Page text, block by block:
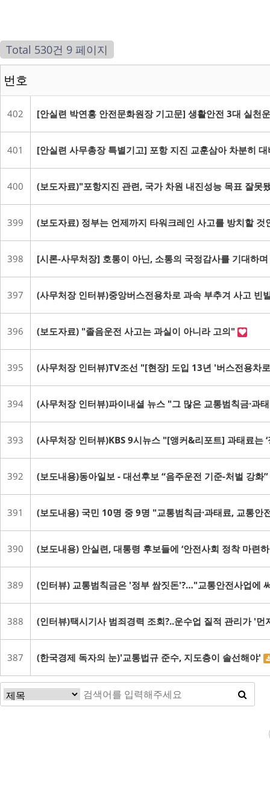
Total 530건 9 페이지
번호
402 [안실련 박연홍 안전문화원장 기고문] 생활안전 3대 실천
401 [안실련 사무총장 특별기고] 포항 지진 교훈삼아 차분히
400 (보도자료)"포항지진 관련, 국가 차원 내진성능 목표 잘
399 (보도자료) 정부는 언제까지 타워크레인 사고를 방치할 것
398 [시론-사무처장] 호통이 아닌, 소통의 국정감사를 기대하며
397 (사무처장 인터뷰)중앙버스전용차로 과속 부추겨 사고
396 (보도자료) "졸음운전 사고는 과실이 아니라 고의"
395 (사무처장 인터뷰)TV조선 "[현장] 도입 13년 '버스전용차
394 (사무처장 인터뷰)파이내셜 뉴스 "그 많은 교통범칙금·과
393 (사무처장 인터뷰)KBS 9시뉴스 "[앵커&리포트] 과태료는
392 (보도내용)동아일보 - 대선후보 “음주운전 기준-처벌 강화
391 (보도내용) 국민 10명 중 9명 "교통범칙금·과태료, 교통안
390 (보도내용) 안실련, 대통령 후보들에 ‘안전사회 정착 마련
389 (인터뷰) 교통범칙금은 '정부 쌈짓돈'?…"교통안전사업에
388 (인터뷰)택시기사 범죄경력 조회?..운수업 질적 관리가 '
387 (한국경제 독자의 눈)'교통법규 준수, 지도층이 솔선해야'